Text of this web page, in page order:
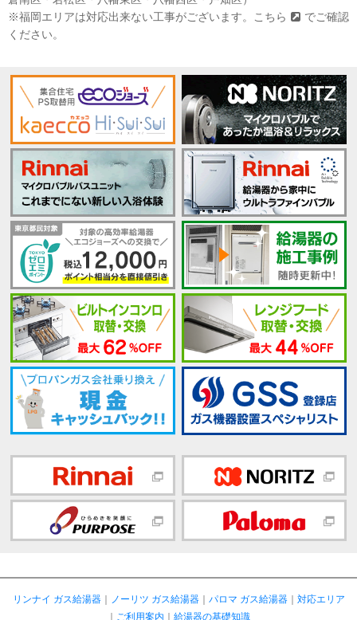
※福岡エリアは対応出来ない工事がございます。
こちら
でご確認
ください。
リンナイ ガス給湯器｜ ノーリツ ガス給湯器｜ パロマ ガス給湯器｜ 対応エリア
ご利用案内 給湯器の基礎知識